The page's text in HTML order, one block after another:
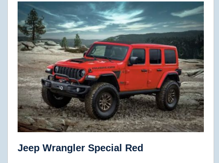
Jeep Wrangler Special Red